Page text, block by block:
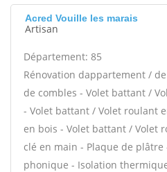
Acred Vouille les marais
Artisan
Département: 85
Rénovation dappartement /
de combles - Volet battant /
- Volet battant / Volet roulant
en bois - Volet battant / Volet
clé en main - Plaque de
phonique - Isolation